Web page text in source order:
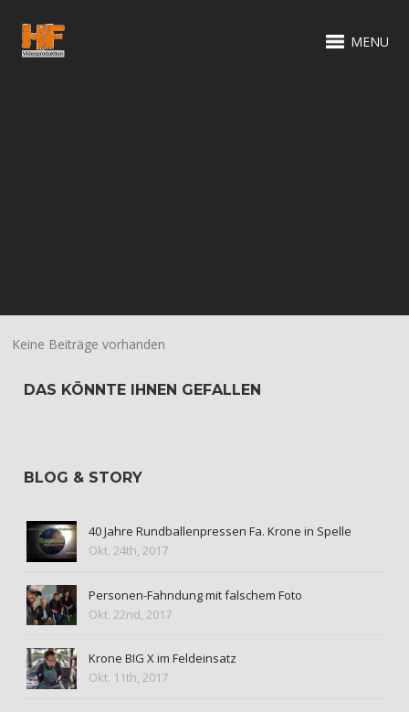
MENU
Keine Beiträge vorhanden
DAS KÖNNTE IHNEN GEFALLEN
BLOG & STORY
40 Jahre Rundballenpressen Fa. Krone in Spelle
Okt. 24th, 2017
Personen-Fahndung mit falschem Foto
Okt. 22nd, 2017
Krone BIG X im Feldeinsatz
Okt. 11th, 2017